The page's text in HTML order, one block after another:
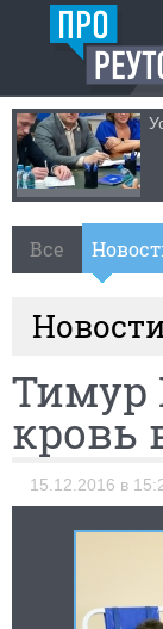
Все
Тимур
кровь
15.12.2016 в